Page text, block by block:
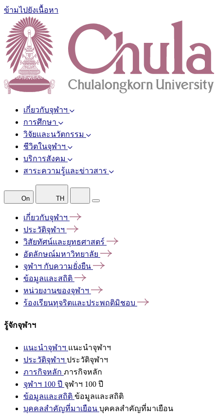
ข้ามไปยังเนื้อหา
เกี่ยวกับจุฬาฯ
การศึกษา
วิจัยและนวัตกรรม
ชีวิตในจุฬาฯ
บริการสังคม
สาระความรู้และข่าวสาร
On TH
เกี่ยวกับจุฬาฯ
ประวัติจุฬาฯ
วิสัยทัศน์และยุทธศาสตร์
อัตลักษณ์มหาวิทยาลัย
จุฬาฯ กับความยั่งยืน
ข้อมูลและสถิติ
หน่วยงานของจุฬาฯ
ร้องเรียนทุจริตและประพฤติมิชอบ
รู้จักจุฬาฯ
แนะนำจุฬาฯ แนะนำจุฬาฯ
ประวัติจุฬาฯ ประวัติจุฬาฯ
ภารกิจหลัก ภารกิจหลัก
จุฬาฯ 100 ปี จุฬาฯ 100 ปี
ข้อมูลและสถิติ ข้อมูลและสถิติ
บุคคลสำคัญที่มาเยือน บุคคลสำคัญที่มาเยือน